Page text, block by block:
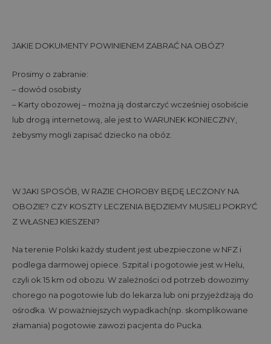
JAKIE DOKUMENTY POWINIENEM ZABRAĆ NA OBÓZ?
Prosimy o zabranie:
– dowód osobisty
– Karty obozowej – można ją dostarczyć wcześniej osobiście
lub drogą internetową, ale jest to WARUNEK KONIECZNY,
żebysmy mogli zapisać dziecko na obóz.
W JAKI SPOSÓB, W RAZIE CHOROBY BĘDĘ LECZONY NA
OBOZIE? CZY KOSZTY LECZENIA BĘDZIEMY MUSIELI POKRYĆ
Z WŁASNEJ KIESZENI?
Na terenie Polski każdy student jest ubezpieczone w NFZ i
podlega darmowej opiece. Szpital i pogotowie jest w Helu,
czyli ok 15 km od obozu. W zależności od potrzeb dowozimy
chorego na pogotowie lub do lekarza lub oni przyjeżdżają do
ośrodka. W poważniejszych wypadkach(np. skomplikowane
złamania) pogotowie zawozi pacjenta do Pucka.